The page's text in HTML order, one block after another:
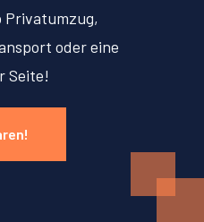
Privatumzug,
oder eine
Seite!